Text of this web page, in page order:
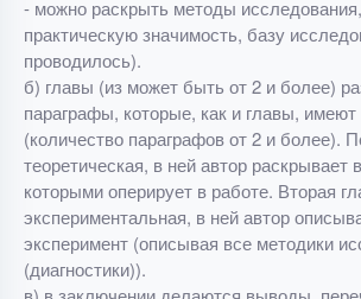
- можно раскрыть методы
практическую значимость, базу
проводилось).
б) главы (из может быть от 2 и более)
параграфы, которые, как и главы, имеют
(количество параграфов от 2 и более).
теоретическая, в ней автор раскрывает
которыми оперирует в работе. Вторая
экспериментальная, в ней автор
эксперимент (описывая все методики
(диагностики)).